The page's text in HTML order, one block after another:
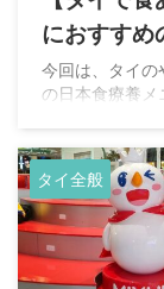
におすすめ
今回は、タイの
の日本食療養メ
タイ全般